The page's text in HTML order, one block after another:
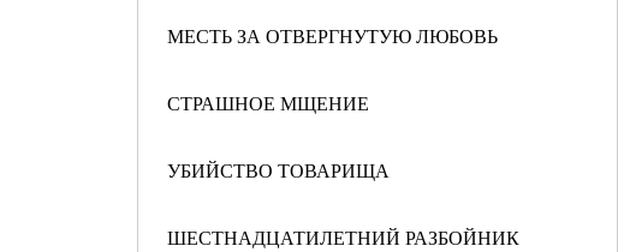
МЕСТЬ ЗА ОТВЕРГНУТУЮ ЛЮБОВЬ
СТРАШНОЕ МЩЕНИЕ
УБИЙСТВО ТОВАРИЩА
ШЕСТНАДЦАТИЛЕТНИЙ РАЗБОЙНИК